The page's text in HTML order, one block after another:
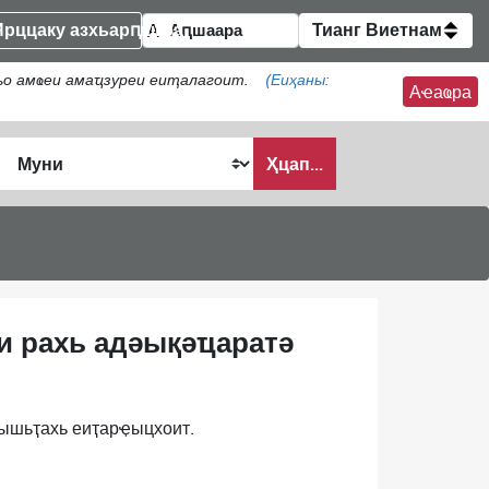
азхьарԥшқәа Тианг Виетнам
амҩеи амаҵзуреи еиҭалагоит.
(Еиҳаны:
Аҽаҩра
Ҳцап...
рахь адәықәҵаратә
еиҭарҿыцхоит.